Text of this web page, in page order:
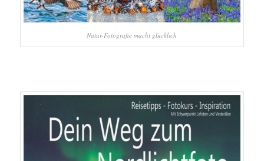
Natur-Fotografie macht glücklich